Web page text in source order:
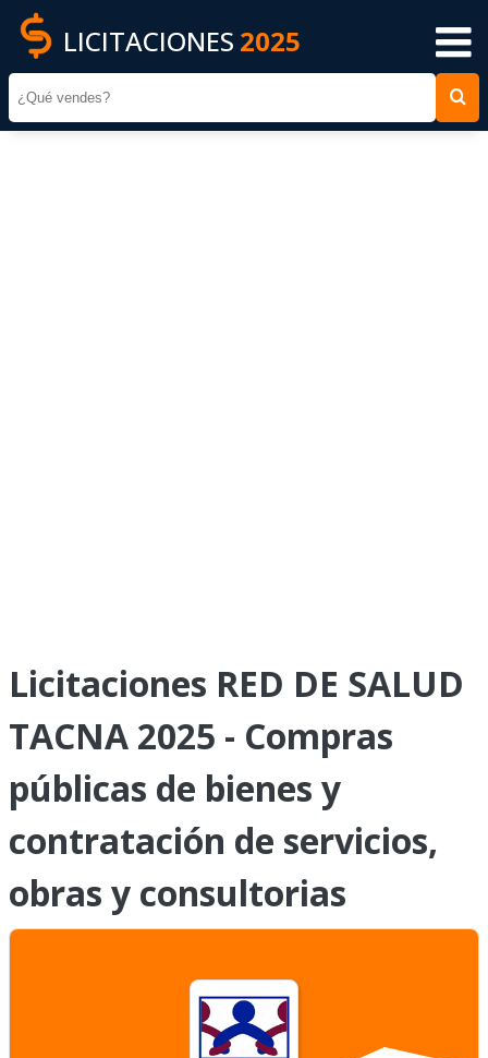
LICITACIONES 2025
Licitaciones RED DE SALUD
TACNA 2025 - Compras
públicas de bienes y
contratación de servicios,
obras y consultorias